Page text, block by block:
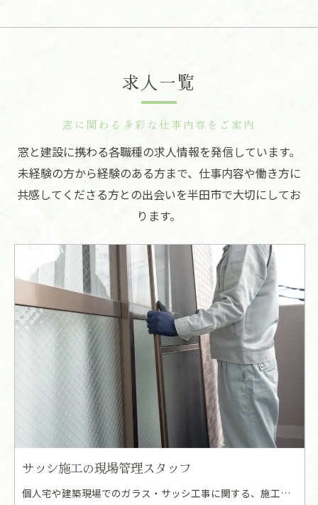
窓に関わる多彩な仕事内容をご案内
求人一覧
窓と建設に携わる各職種の求人情報を発信しています。
未経験の方から経験のある方まで、仕事内容や働き方に
共感してくださる方との出会いを半田市で大切にしてお
ります。
サッシ施工の現場管理スタッフ
個人宅や建築現場でのガラス・サッシ工事に関する、施工管理および作業を行います。 (個人宅が約3割・建築現場が約7割)